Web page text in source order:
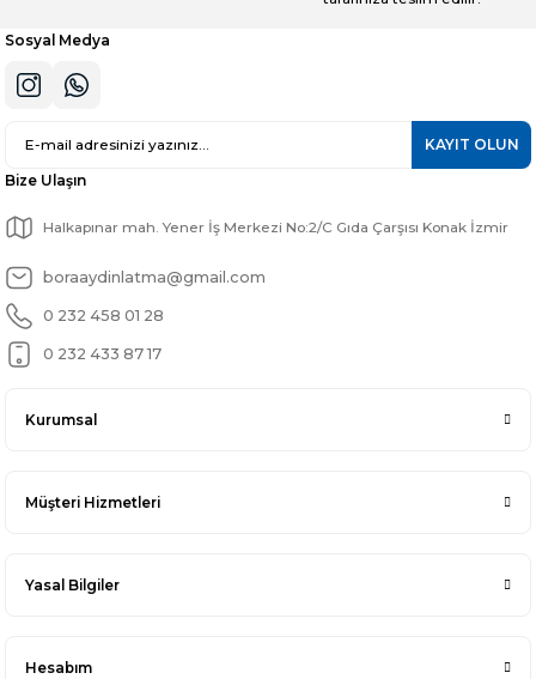
Sosyal Medya
KAYIT OLUN
Bize Ulaşın
Halkapınar mah. Yener İş Merkezi No:2/C Gıda Çarşısı Konak İzmir
boraaydinlatma@gmail.com
0 232 458 01 28
0 232 433 87 17
Kurumsal
Müşteri Hizmetleri
Yasal Bilgiler
Hesabım